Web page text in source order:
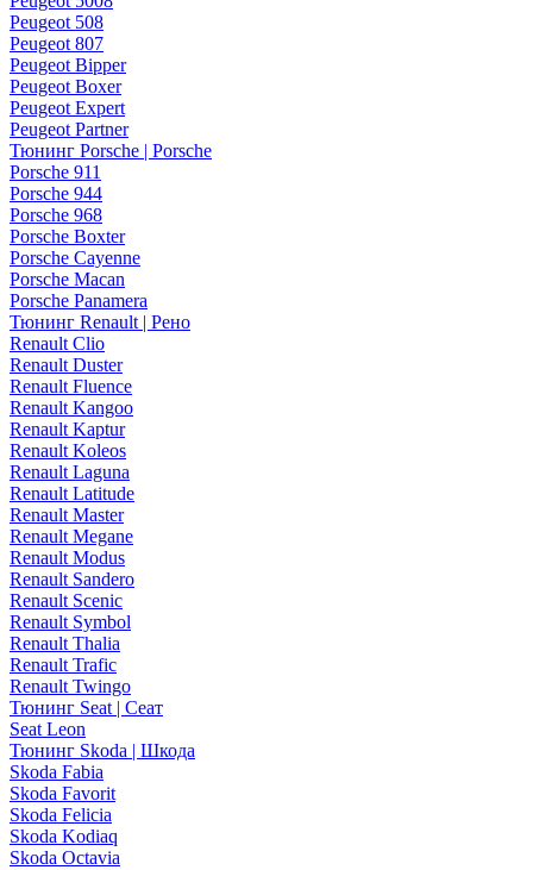
Peugeot 508
Peugeot 807
Peugeot Bipper
Peugeot Boxer
Peugeot Expert
Peugeot Partner
Тюнинг Porsche | Porsche
Porsche 911
Porsche 944
Porsche 968
Porsche Boxter
Porsche Cayenne
Porsche Macan
Porsche Panamera
Тюнинг Renault | Рено
Renault Clio
Renault Duster
Renault Fluence
Renault Kangoo
Renault Kaptur
Renault Koleos
Renault Laguna
Renault Latitude
Renault Master
Renault Megane
Renault Modus
Renault Sandero
Renault Scenic
Renault Symbol
Renault Thalia
Renault Trafic
Renault Twingo
Тюнинг Seat | Сеат
Seat Leon
Тюнинг Skoda | Шкода
Skoda Fabia
Skoda Favorit
Skoda Felicia
Skoda Kodiaq
Skoda Octavia